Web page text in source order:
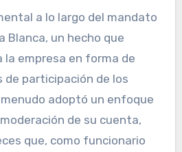
a lo largo del mandato
Blanca, un hecho que
la empresa en forma de
de participación de los
adoptó un enfoque
de su cuenta,
que, como funcionario